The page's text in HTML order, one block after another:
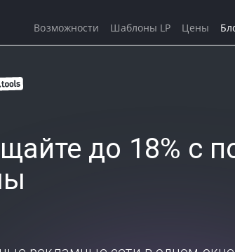
до 18% с
Возможности Шаблоны LP Цены